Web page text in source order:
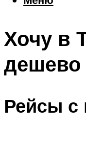
Шоппинг
Что
Хочу в
дешево
Рейсы с